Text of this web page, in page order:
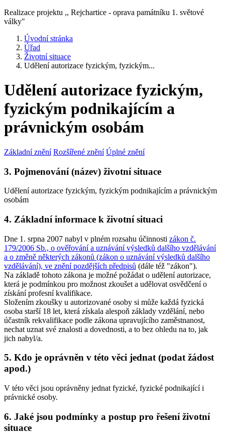
Realizace projektu ,, Rejchartice - oprava památníku 1. světové
války"
Úvodní stránka
Úřad
Životní situace
Udělení autorizace fyzickým, fyzickým...
Udělení autorizace fyzickým,
fyzickým podnikajícím a
právnickým osobám
Základní znění Rozšířené znění Úplné znění
3. Pojmenování (název) životní situace
Udělení autorizace fyzickým, fyzickým podnikajícím a právnickým
osobám
4. Základní informace k životní situaci
Dne 1. srpna 2007 nabyl v plném rozsahu účinnosti zákon č.
179/2006 Sb., o ověřování a uznávání výsledků dalšího vzdělávání
a o změně některých zákonů (zákon o uznávání výsledků dalšího
vzdělávání), ve znění pozdějších předpisů (dále též "zákon").
Na základě tohoto zákona je možné požádat o udělení autorizace,
která je podmínkou pro možnost zkoušet a udělovat osvědčení o
získání profesní kvalifikace.
Složením zkoušky u autorizované osoby si může každá fyzická
osoba starší 18 let, která získala alespoň základy vzdělání, nebo
účastník rekvalifikace podle zákona upravujícího zaměstnanost,
nechat uznat své znalosti a dovednosti, a to bez ohledu na to, jak
jich nabyl/a.
5. Kdo je oprávněn v této věci jednat (podat žádost
apod.)
V této věci jsou oprávněny jednat fyzické, fyzické podnikající i
právnické osoby.
6. Jaké jsou podmínky a postup pro řešení životní
situace